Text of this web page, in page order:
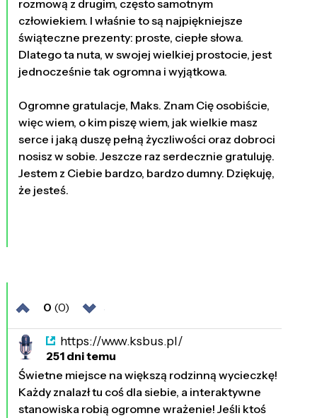
rozmową z drugim, często samotnym
człowiekiem. I właśnie to są najpiękniejsze
świąteczne prezenty: proste, ciepłe słowa.
Dlatego ta nuta, w swojej wielkiej prostocie, jest
jednocześnie tak ogromna i wyjątkowa.
Ogromne gratulacje, Maks. Znam Cię osobiście,
więc wiem, o kim piszę wiem, jak wielkie masz
serce i jaką duszę pełną życzliwości oraz dobroci
nosisz w sobie. Jeszcze raz serdecznie gratuluję.
Jestem z Ciebie bardzo, bardzo dumny. Dziękuję,
że jesteś.
0 (0)
https://www.ksbus.pl/
251 dni temu
Świetne miejsce na większą rodzinną wycieczkę!
Każdy znalazł tu coś dla siebie, a interaktywne
stanowiska robią ogromne wrażenie! Jeśli ktoś